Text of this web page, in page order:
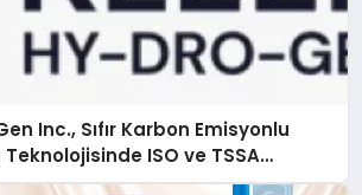
Inc., Sıfır Karbon Emisyonlu
ISO ve TSSA
Aldı